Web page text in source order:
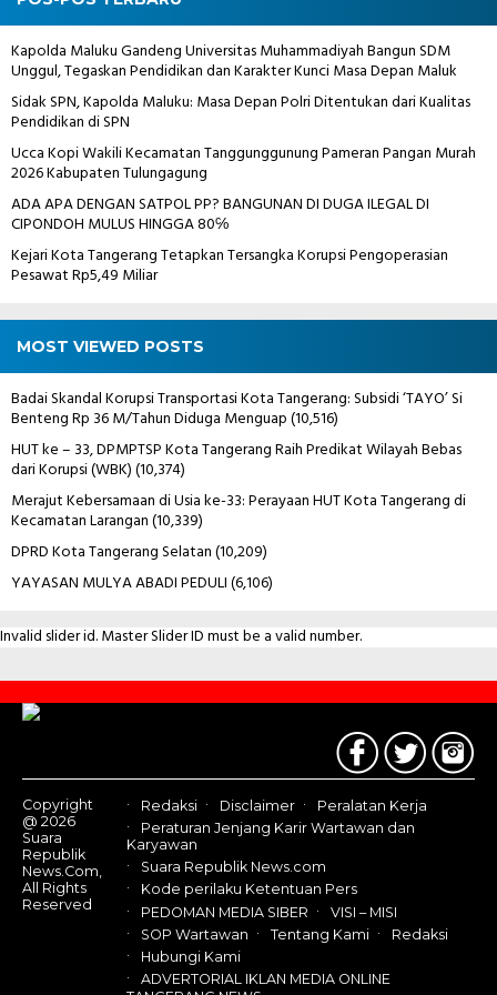
Kapolda Maluku Gandeng Universitas Muhammadiyah Bangun SDM
Unggul, Tegaskan Pendidikan dan Karakter Kunci Masa Depan Maluk
Sidak SPN, Kapolda Maluku: Masa Depan Polri Ditentukan dari Kualitas
Pendidikan di SPN
Ucca Kopi Wakili Kecamatan Tanggunggunung Pameran Pangan Murah
2026 Kabupaten Tulungagung
ADA APA DENGAN SATPOL PP? BANGUNAN DI DUGA ILEGAL DI
CIPONDOH MULUS HINGGA 80℅
Kejari Kota Tangerang Tetapkan Tersangka Korupsi Pengoperasian
Pesawat Rp5,49 Miliar
MOST VIEWED POSTS
Badai Skandal Korupsi Transportasi Kota Tangerang: Subsidi ‘TAYO’ Si
Benteng Rp 36 M/Tahun Diduga Menguap(10,516)
HUT ke – 33, DPMPTSP Kota Tangerang Raih Predikat Wilayah Bebas
dari Korupsi (WBK)(10,374)
Merajut Kebersamaan di Usia ke-33: Perayaan HUT Kota Tangerang di
Kecamatan Larangan(10,339)
DPRD Kota Tangerang Selatan(10,209)
YAYASAN MULYA ABADI PEDULI(6,106)
Invalid slider id. Master Slider ID must be a valid number.
Contact
Us
Copyright
@ 2026
Suara
Republik
News.Com,
All Rights
Reserved
Redaksi Disclaimer
Peralatan Kerja
Peraturan Jenjang Karir Wartawan dan
Karyawan
Suara Republik News.com
Kode perilaku Ketentuan Pers
PEDOMAN MEDIA SIBER
VISI – MISI
SOP Wartawan
Tentang Kami
Redaksi
Hubungi Kami
ADVERTORIAL IKLAN MEDIA ONLINE